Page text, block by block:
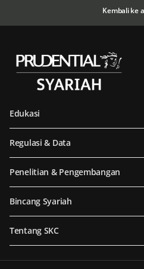
Kembali ke
Edukasi
Regulasi & Data
Penelitian & Pengembangan
Bincang Syariah
Tentang SKC